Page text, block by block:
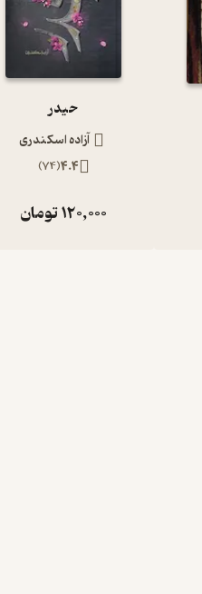
حیدر
آزاده اسکندری
4.4
(
74
)
120,000تومان